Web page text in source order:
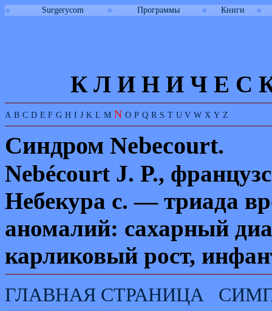
● Surgerycom ● Программы ● Книги ●
К Л И Н И Ч Е С
A B C D E F G H I J K L M N O P Q R S T U V W X Y Z
Синдром Nebecourt.
Nebécourt J. P.,
Небекура с. — триада
аномалий: сахарный
карликовый рост,
ГЛАВНАЯ СТРАНИЦА